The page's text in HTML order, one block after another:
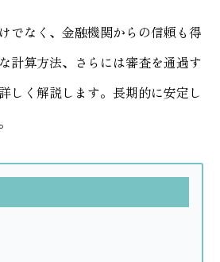
でなく、金融機関からの信頼も得
計算方法、さらには審査を通過す
しく解説します。長期的に安定し